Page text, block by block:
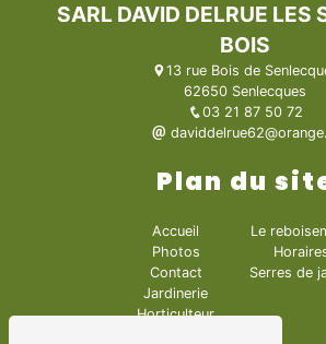
SARL DAVID DELRUE LES
BOIS
13 rue Bois de
62650 Senlecques
03 21 87 50 72
Plan du
Accueil
Photos
Contact
Jardinerie
Horticulteur
Le
Serres de